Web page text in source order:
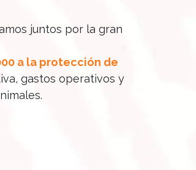
juntos por la gran
a la protección de
gastos operativos y